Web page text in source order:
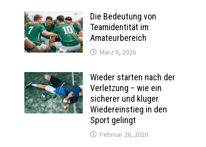
Die Bedeutung von
Teamidentität im
Amateurbereich
März 6, 2026
Wieder starten nach der
Verletzung – wie ein
sicherer und kluger
Wiedereinstieg in den
Sport gelingt
Februar 26, 2026